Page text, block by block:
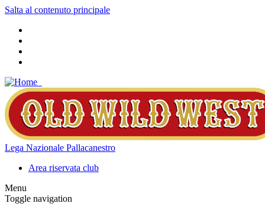
Salta al contenuto principale
Lega Nazionale Pallacanestro
Area riservata club
Menu
Toggle navigation